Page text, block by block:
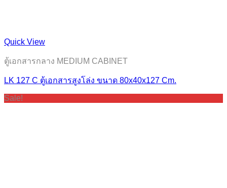
Quick View
ตู้เอกสารกลาง MEDIUM CABINET
LK 127 C ตู้เอกสารสูงโล่ง ขนาด 80x40x127 Cm.
Sale!